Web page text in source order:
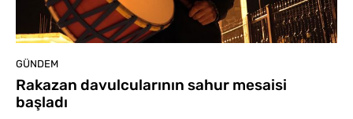
GÜNDEM
Rakazan davulcularının sahur mesaisi
başladı